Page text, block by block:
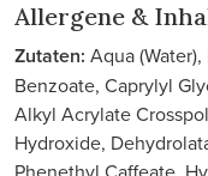
Allergene &
Zutaten: Aqua
Benzoate, Caprylyl
Alkyl Acrylate
Hydroxide,